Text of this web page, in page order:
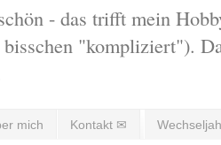
- das trifft mein
"kompliziert").
mich Kontakt ✉